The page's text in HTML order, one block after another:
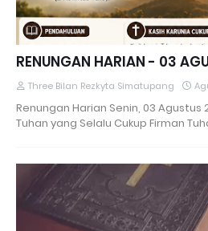
RENUNGAN HARIAN - 03
Three Bilan Rezkyta Simatupang
Renungan Harian Senin, 03 Agustus
Tuhan yang Selalu Cukup Firman